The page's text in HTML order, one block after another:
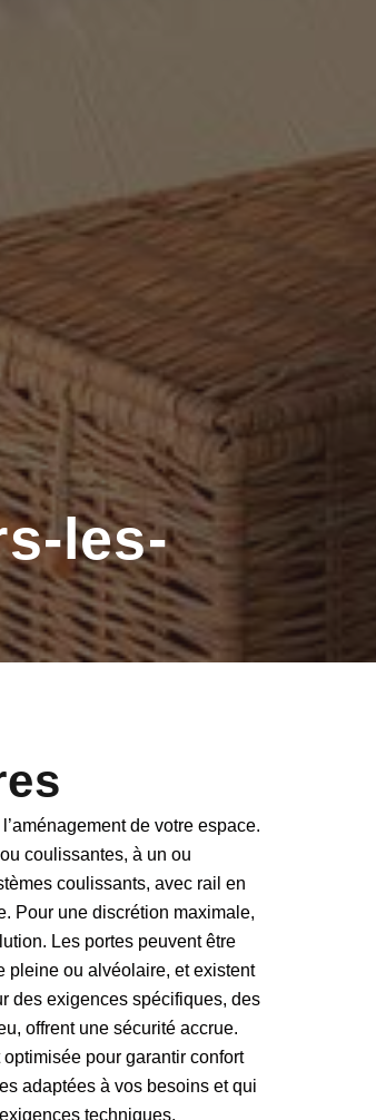
les-
de votre espace.
coulissantes, à un ou
coulissants, avec rail en
Pour une discrétion maximale,
Les portes peuvent être
pleine ou alvéolaire, et existent
des exigences spécifiques, des
, offrent une sécurité accrue.
optimisée pour garantir confort
adaptées à vos besoins et qui
techniques.